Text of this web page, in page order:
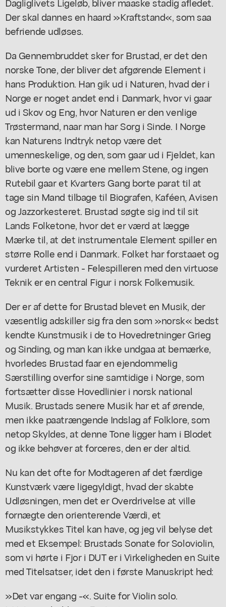
Der skal dannes en haard »Kraftstand«, som saa
befriende udløses.
Da Gennembruddet sker for Brustad, er det den
norske Tone, der bliver det afgørende Element i
hans Produktion. Han gik ud i Naturen, hvad der i
Norge er noget andet end i Danmark, hvor vi gaar
ud i Skov og Eng, hvor Naturen er den venlige
Trøstermand, naar man har Sorg i Sinde. I Norge
kan Naturens Indtryk netop være det
umenneskelige, og den, som gaar ud i Fjeldet, kan
blive borte og være ene mellem Stene, og ingen
Rutebil gaar et Kvarters Gang borte parat til at
tage sin Mand tilbage til Biografen, Kaféen, Avisen
og Jazzorkesteret. Brustad søgte sig ind til sit
Lands Folketone, hvor det er værd at lægge
Mærke til, at det instrumentale Element spiller en
større Rolle end i Danmark. Folket har forstaaet og
vurderet Artisten - Felespilleren med den virtuose
Teknik er en central Figur i norsk Folkemusik.
Der er af dette for Brustad blevet en Musik, der
væsentlig adskiller sig fra den som »norsk« bedst
kendte Kunstmusik i de to Hovedretninger Grieg
og Sinding, og man kan ikke undgaa at bemærke,
hvorledes Brustad faar en ejendommelig
Særstilling overfor sine samtidige i Norge, som
fortsætter disse Hovedlinier i norsk national
Musik. Brustads senere Musik har et af ørende,
men ikke paatrængende Indslag af Folklore, som
netop Skyldes, at denne Tone ligger ham i Blodet
og ikke behøver at forceres, den er der altid.
Nu kan det ofte for Modtageren af det færdige
Kunstværk være ligegyldigt, hvad der skabte
Udløsningen, men det er Overdrivelse at ville
fornægte den orienterende Værdi, et
Musikstykkes Titel kan have, og jeg vil belyse det
med et Eksempel: Brustads Sonate for Soloviolin,
som vi hørte i Fjor i DUT er i Virkeligheden en Suite
med Titelsatser, idet den i første Manuskript hed:
»Det var engang -«. Suite for Violin solo.